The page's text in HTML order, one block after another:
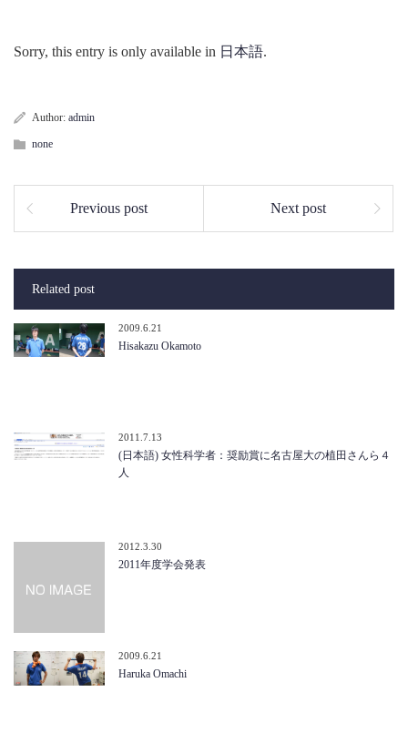
Sorry, this entry is only available in 日本語.
Author: admin
none
Previous post Next post
Related post
2009.6.21
Hisakazu Okamoto
2011.7.13
(日本語) 女性科学者：奨励賞に名古屋大の植田さんら４
人
2012.3.30
2011年度学会発表
2009.6.21
Haruka Omachi